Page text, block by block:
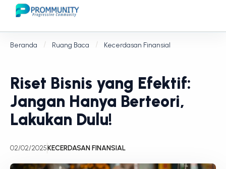
Beranda Ruang Baca Kecerdasan Finansial
Riset Bisnis yang Efektif:
Jangan Hanya Berteori,
Lakukan Dulu!
02/02/2025KECERDASAN FINANSIAL